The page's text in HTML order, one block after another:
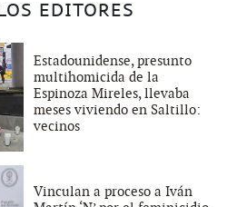
EDITORES
Estadounidense, presunto
multihomicida de la
Espinoza Mireles, llevaba
meses viviendo en Saltillo:
vecinos
Vinculan a proceso a Iván